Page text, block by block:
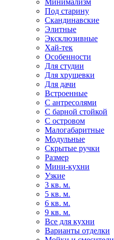
Минимализм
Под старину
Скандинавские
Элитные
Эксклюзивные
Хай-тек
Особенности
Для студии
Для хрущевки
Для дачи
Встроенные
С антресолями
С барной стойкой
С островом
Малогабаритные
Модульные
Скрытые ручки
Размер
Мини-кухни
Узкие
3 кв. м.
5 кв. м.
6 кв. м.
9 кв. м.
Все для кухни
Варианты отделки